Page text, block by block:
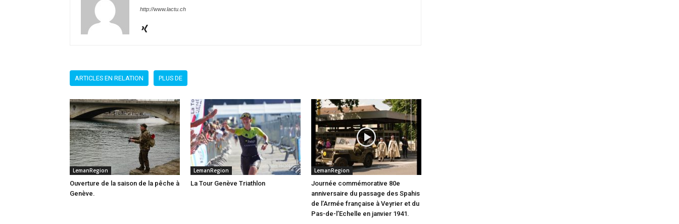
http://www.lactu.ch
ARTICLES EN RELATION PLUS DE
LemanRegion
Ouverture de la saison de la pêche à
Genève.
LemanRegion
La Tour Genève Triathlon
LemanRegion
Journée commémorative 80e
anniversaire du passage des Spahis
de l’Armée française à Veyrier et du
Pas-de-l’Echelle en janvier 1941.